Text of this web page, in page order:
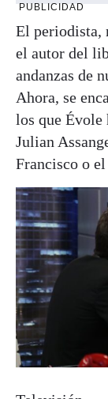
PUBLICIDAD
El periodista,
el autor del
andanzas de
Ahora, se
los que Évole
Julian
Francisco o